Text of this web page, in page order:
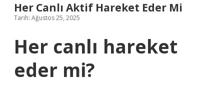
Her Canlı Aktif Hareket Eder Mi
Tarih: Ağustos 25, 2025
Her canlı hareket
eder mi?